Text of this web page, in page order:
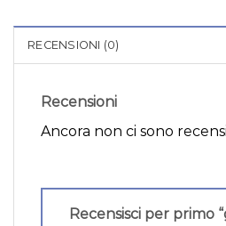
RECENSIONI (0)
Recensioni
Ancora non ci sono
Recensisci per primo